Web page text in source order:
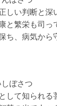
しい判断と深
と繁栄も司っ
ち、病気から
ぼさつ
して知られる